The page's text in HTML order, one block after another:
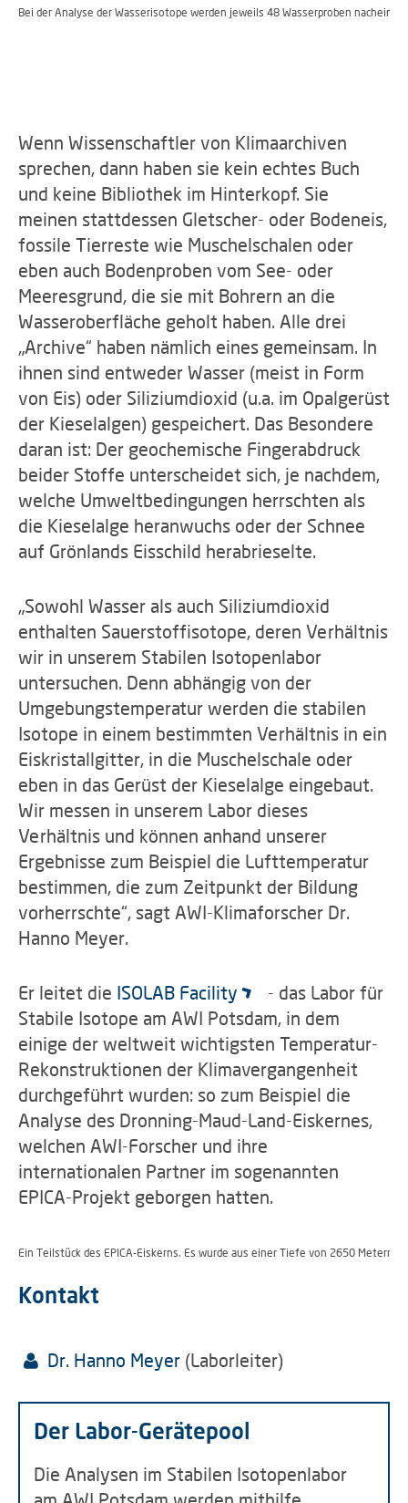
Bei der Analyse der Wasserisotope werden jeweils 48 Wasserproben
Wenn Wissenschaftler von Klimaarchiven
sprechen, dann haben sie kein echtes Buch
und keine Bibliothek im Hinterkopf. Sie
meinen stattdessen Gletscher- oder Bodeneis,
fossile Tierreste wie Muschelschalen oder
eben auch Bodenproben vom See- oder
Meeresgrund, die sie mit Bohrern an die
Wasseroberfläche geholt haben. Alle drei
„Archive“ haben nämlich eines gemeinsam. In
ihnen sind entweder Wasser (meist in Form
von Eis) oder Siliziumdioxid (u.a. im Opalgerüst
der Kieselalgen) gespeichert. Das Besondere
daran ist: Der geochemische Fingerabdruck
beider Stoffe unterscheidet sich, je nachdem,
welche Umweltbedingungen herrschten als
die Kieselalge heranwuchs oder der Schnee
auf Grönlands Eisschild herabrieselte.
„Sowohl Wasser als auch Siliziumdioxid
enthalten Sauerstoffisotope, deren Verhältnis
wir in unserem Stabilen Isotopenlabor
untersuchen. Denn abhängig von der
Umgebungstemperatur werden die stabilen
Isotope in einem bestimmten Verhältnis in ein
Eiskristallgitter, in die Muschelschale oder
eben in das Gerüst der Kieselalge eingebaut.
Wir messen in unserem Labor dieses
Verhältnis und können anhand unserer
Ergebnisse zum Beispiel die Lufttemperatur
bestimmen, die zum Zeitpunkt der Bildung
vorherrschte“, sagt AWI-Klimaforscher Dr.
Hanno Meyer.
Er leitet die ISOLAB Facility
- das Labor für
Stabile Isotope am AWI Potsdam, in dem
einige der weltweit wichtigsten Temperatur-
Rekonstruktionen der Klimavergangenheit
durchgeführt wurden: so zum Beispiel die
Analyse des Dronning-Maud-Land-Eiskernes,
welchen AWI-Forscher und ihre
internationalen Partner im sogenannten
EPICA-Projekt geborgen hatten.
Ein Teilstück des EPICA-Eiskerns. Es wurde aus einer Tiefe von 2650 Metern
Kontakt
Dr. Hanno Meyer (Laborleiter)
Der Labor-Gerätepool
Die Analysen im Stabilen Isotopenlabor